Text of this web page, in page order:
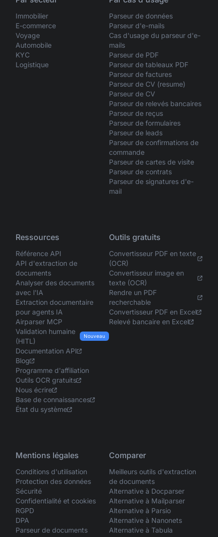
Immobilier
E-commerce
Voyage
Automobile
KYC
Logistique
Parseur de données
Parseur d'e-mails
Cas d'usage du parseur d'e-
mails
Parseur de PDF
Parseur de tableaux PDF
Parseur de factures
Parseur de CV (resume)
Parseur de CV
Parseur de relevés bancaires
Parseur de reçus
Parseur de formulaires
Parseur de leads
Parseur de confirmations de
commande
Parseur de cartes de visite
Parseur de contrats
Parseur de signatures d'e-
mail
Ressources
Référence API
API d'extraction de
documents
Analyser des documents
avec l'IA
Extraction documentaire
pour agents IA
Airparser MCP
Validation humaine
(HITL)
Nouveau
Documentation API
Blog
Programme d'affiliation
Outils OCR gratuits
Nous écrire
Base de connaissances
État du système
Outils gratuits
Convertisseur PDF en texte
(OCR)
Convertisseur image en
texte (OCR)
Rendre un PDF
recherchable
Convertisseur PDF en Excel
Relevé bancaire en Excel
Mentions légales
Conditions d'utilisation
Protection des données
Sécurité
Confidentialité et cookies
RGPD
DPA
Parseur de documents
Comparer
Meilleurs outils d'extraction
de documents
Alternative à Docparser
Alternative à Mailparser
Alternative à Parsio
Alternative à Nanonets
Alternative à Tabula